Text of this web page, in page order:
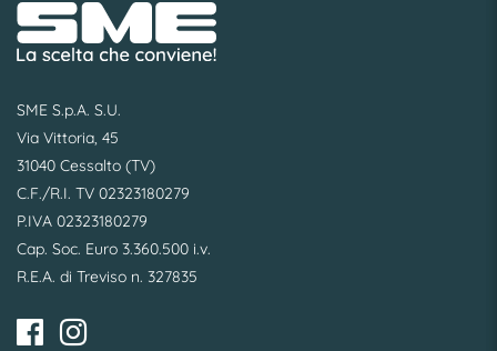
SME S.p.A. S.U.
Via Vittoria, 45
31040 Cessalto (TV)
C.F./R.I. TV 02323180279
P.IVA 02323180279
Cap. Soc. Euro 3.360.500 i.v.
R.E.A. di Treviso n. 327835